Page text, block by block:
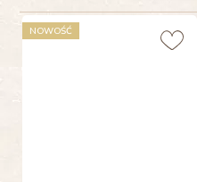
NOWOŚĆ